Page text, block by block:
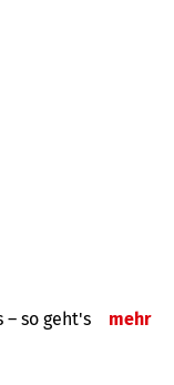
– so geht's mehr